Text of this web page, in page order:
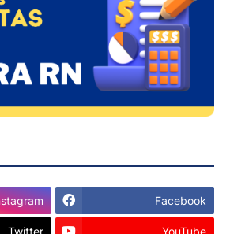
Facebook
Twitter YouTube